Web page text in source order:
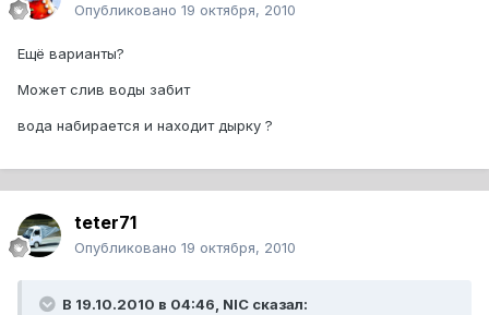
Опубликовано 19 октября, 2010
Ещё варианты?
Может слив воды забит
вода набирается и находит дырку ?
teter71
Опубликовано 19 октября, 2010
В 19.10.2010 в 04:46, NIC сказал: